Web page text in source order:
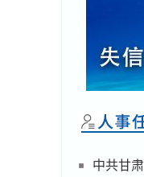
中共甘